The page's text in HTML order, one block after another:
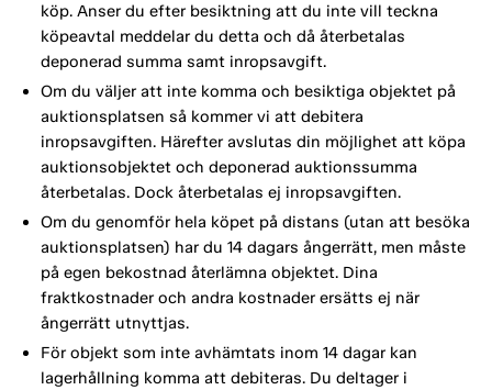
köp. Anser du efter besiktning att du inte vill teckna
köpeavtal meddelar du detta och då återbetalas
deponerad summa samt inropsavgift.
Om du väljer att inte komma och besiktiga objektet på
auktionsplatsen så kommer vi att debitera
inropsavgiften. Härefter avslutas din möjlighet att köpa
auktionsobjektet och deponerad auktionssumma
återbetalas. Dock återbetalas ej inropsavgiften.
Om du genomför hela köpet på distans (utan att besöka
auktionsplatsen) har du 14 dagars ångerrätt, men måste
på egen bekostnad återlämna objektet. Dina
fraktkostnader och andra kostnader ersätts ej när
ångerrätt utnyttjas.
För objekt som inte avhämtats inom 14 dagar kan
lagerhållning komma att debiteras. Du deltager i